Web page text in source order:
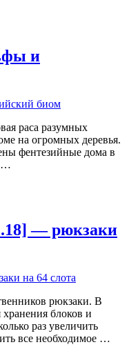
и
раса разумных
на огромных деревья.
фентезийные дома в
…
— рюкзаки
рюкзаки. В
хранения блоков и
раз увеличить
все необходимое …